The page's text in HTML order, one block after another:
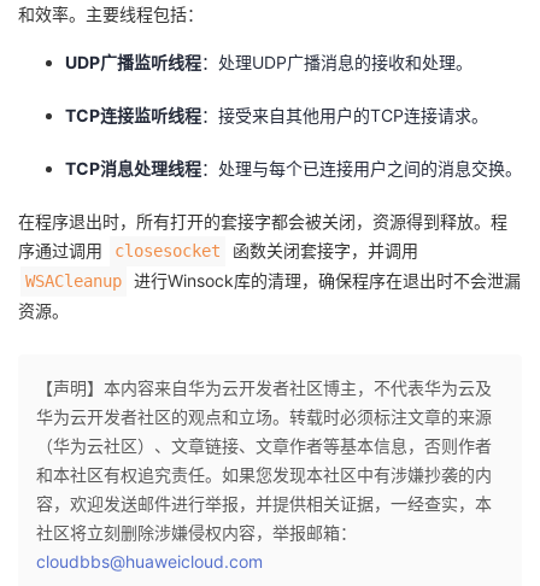
和效率。主要线程包括：
UDP广播监听线程：处理UDP广播消息的接收和处理。
TCP连接监听线程：接受来自其他用户的TCP连接请求。
TCP消息处理线程：处理与每个已连接用户之间的消息交换。
在程序退出时，所有打开的套接字都会被关闭，资源得到释放。程
序通过调用
closesocket 函数关闭套接字，并调用
WSACleanup
进行Winsock库的清理，确保程序在退出时不会泄漏
资源。
【声明】本内容来自华为云开发者社区博主，不代表华为云及
华为云开发者社区的观点和立场。转载时必须标注文章的来源
（华为云社区）、文章链接、文章作者等基本信息，否则作者
和本社区有权追究责任。如果您发现本社区中有涉嫌抄袭的内
容，欢迎发送邮件进行举报，并提供相关证据，一经查实，本
社区将立刻删除涉嫌侵权内容，举报邮箱：
cloudbbs@huaweicloud.com